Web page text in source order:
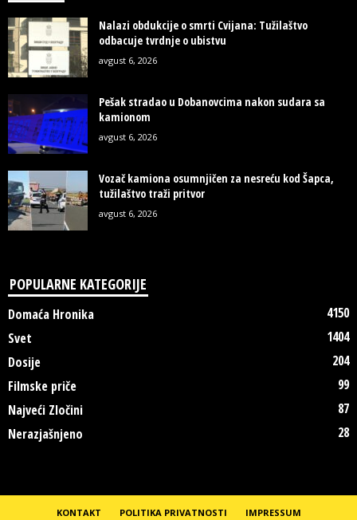
Nalazi obdukcije o smrti Cvijana: Tužilaštvo
odbacuje tvrdnje o ubistvu
avgust 6, 2026
Pešak stradao u Dobanovcima nakon sudara sa
kamionom
avgust 6, 2026
Vozač kamiona osumnjičen za nesreću kod Šapca,
tužilaštvo traži pritvor
avgust 6, 2026
POPULARNE KATEGORIJE
Domaća Hronika
4150
Svet
1404
Dosije
204
Filmske priče
99
Najveći Zločini
87
Nerazjašnjeno
28
KONTAKT POLITIKA PRIVATNOSTI IMPRESSUM